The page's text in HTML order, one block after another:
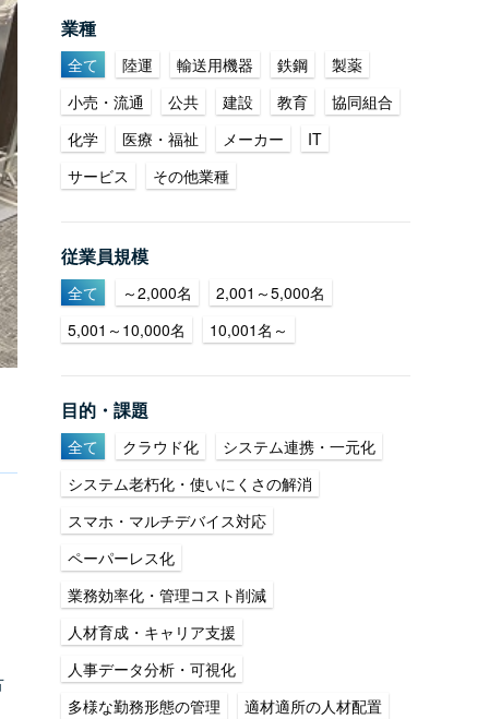
業種
全て 陸運 輸送用機器 鉄鋼
製薬
小売・流通
公共 建設 教育
協同組合
化学
医療・福祉 メーカー
IT
サービス
その他業種
従業員規模
全て ～2,000名
2,001～5,000名
5,001～10,000名
10,001名～
目的・課題
全て クラウド化
システム連携・一元化
システム老朽化・使いにくさの解消
スマホ・マルチデバイス対応
ペーパーレス化
業務効率化・管理コスト削減
人材育成・キャリア支援
人事データ分析・可視化
多様な勤務形態の管理
適材適所の人材配置